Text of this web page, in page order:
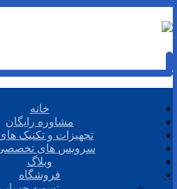
خانه
مشاوره رایگان
تجهیزات و تکنیک
سرویس های
وبلاگ
فروشگاه